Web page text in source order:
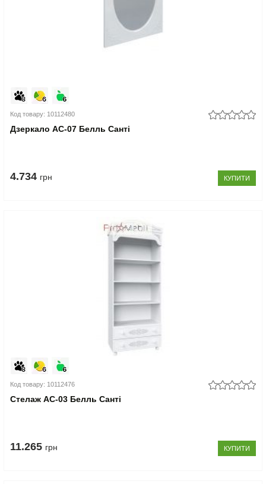
Код товару: 10112480
Дзеркало АС-07 Белль Санті
4.734 грн КУПИТИ
Код товару: 10112476
Стелаж АС-03 Белль Санті
11.265 грн КУПИТИ